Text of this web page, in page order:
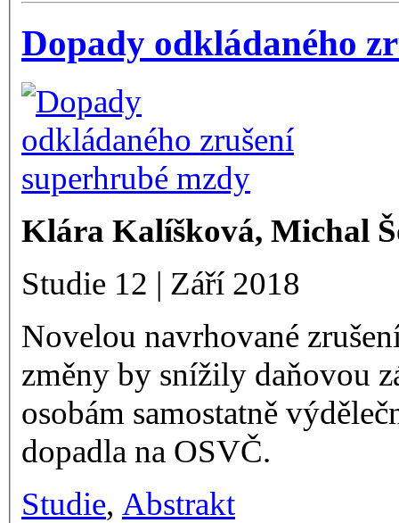
Dopady odkládaného
Klára Kalíšková, Michal
Studie 12 | Září 2018
Novelou navrhované
změny by snížily daňovou
osobám samostatně
dopadla na OSVČ.
Studie, Abstrakt